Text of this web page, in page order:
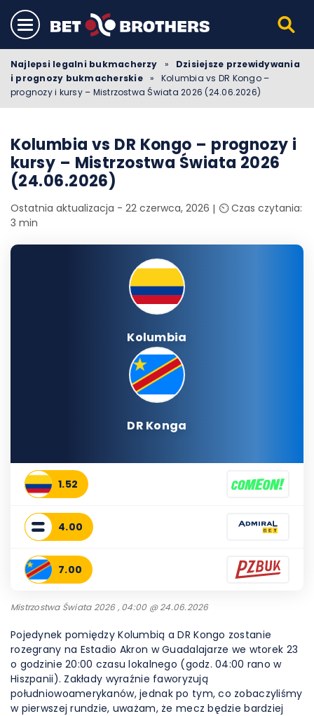
Najlepsi legalni bukmacherzy »
Dzisiejsze przewidywania
i prognozy bukmacherskie
»
Kolumbia vs DR Kongo –
prognozy i kursy – Mistrzostwa Świata 2026 (24.06.2026)
Kolumbia vs DR Kongo – prognozy i
kursy – Mistrzostwa Świata 2026
(24.06.2026)
Ostatnia aktualizacja - 22 czerwca, 2026
⏲️ Czas czytania:
3 min
Kolumbia
DR Konga
1.52
4.00
7.00
Mistrzostwa Świata 2026 , 04:00 @ 24.06.2026
Pojedynek pomiędzy Kolumbią a DR Kongo zostanie
rozegrany na Estadio Akron w Guadalajarze we wtorek 23
o godzinie 20:00 czasu lokalnego (godz. 04:00 rano w
Hiszpanii). Zakłady wyraźnie faworyzują
południowoamerykanów, jednak po tym, co zobaczyliśmy
w pierwszej rundzie, uważam, że mecz będzie bardziej